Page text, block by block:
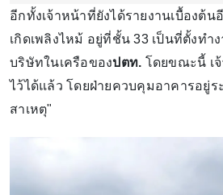
อีกทั้งเจ้าหน้าที่ยังได้รายงานเบื้องต้น
เกิดเพลิงไหม้ อยู่ที่ชั้น 33 เป็นที่ตั้งทำ
บริษัทในเครือของปตท. โดยขณะนี้ เ
ไว้ได้แล้ว โดยฝ่ายควบคุมอาคารอยู่ร
สาเหตุ"